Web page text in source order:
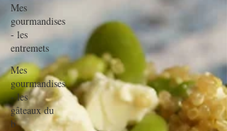
Mes
gourmandises
- les
entremets
Mes
gourmandises
- les
gâteaux du
b